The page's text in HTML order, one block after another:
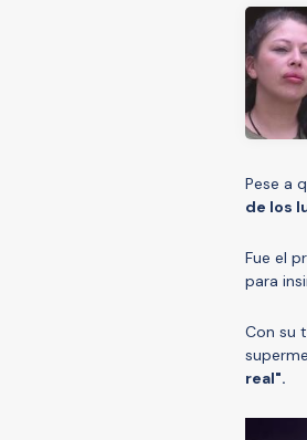
Pese a
de los
Fue el
para
Con su
real".